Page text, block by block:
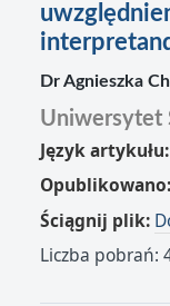
Dr Agnieszka
Uniwersytet
Język artykułu:
Opublikowano:
Ściągnij plik:
Liczba pobrań: